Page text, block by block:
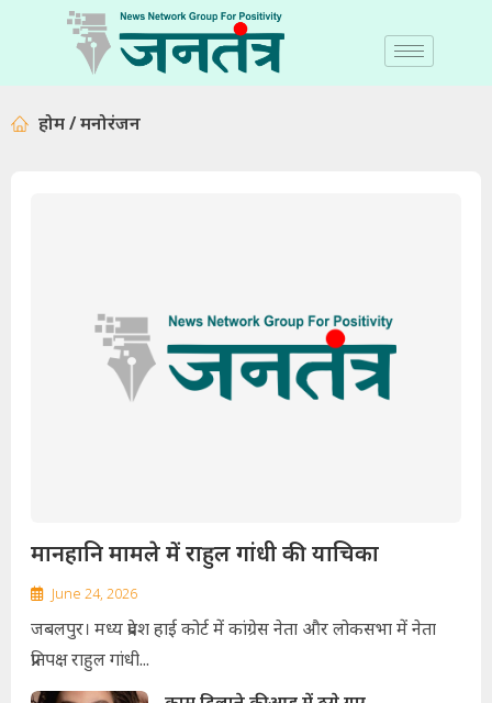
होम / मनोरंजन
मानहानि मामले में राहुल गांधी की याचिका
June 24, 2026
जबलपुर। मध्य प्रदेश हाई कोर्ट में कांग्रेस नेता और लोकसभा में नेता
प्रतिपक्ष राहुल गांधी...